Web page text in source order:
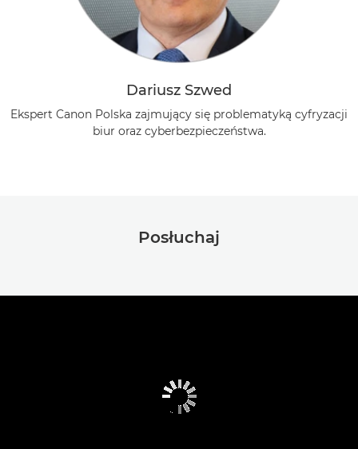
Dariusz Szwed
Ekspert Canon Polska zajmujący się problematyką cyfryzacji
biur oraz cyberbezpieczeństwa.
Posłuchaj